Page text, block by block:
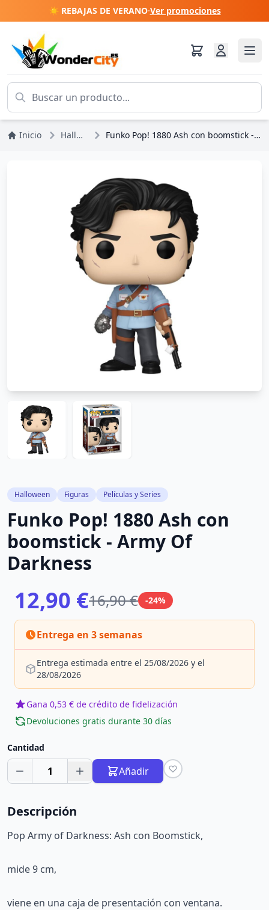
☀️ REBAJAS DE VERANO·Ver promociones
Inicio Halloween Funko Pop! 1880 Ash con boomstick - Army Of Darkness
Halloween Figuras Películas y Series
Funko Pop! 1880 Ash con
boomstick - Army Of
Darkness
12,90 €16,90 € -24%
Entrega en 3 semanas
Entrega estimada entre el 25/08/2026 y el
28/08/2026
Gana 0,53 € de crédito de fidelización
Devoluciones gratis durante 30 días
Cantidad
1 Añadir
Descripción
Pop Army of Darkness: Ash con Boomstick,
mide 9 cm,
viene en una caja de presentación con ventana.